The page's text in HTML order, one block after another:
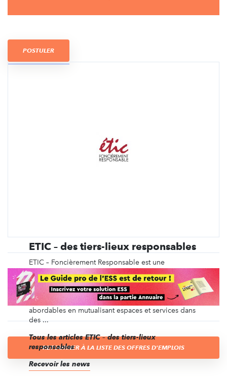
POSTULER
ETIC – des tiers-lieux responsables
ETIC – Foncièrement Responsable est une
Entreprise Solidaire d’Utilité Sociale (ESUS) qui
crée, finance et gère des espaces de bureaux et de
commerce permettant aux associations et structures
à impact d’accéder à des locaux professionnels
abordables en mutualisant espaces et services dans
des ...
Tous les articles ETIC – des tiers-lieux
responsables
Recevoir les news
RETOURNER À LA LISTE DES OFFRES D'EMPLOIS